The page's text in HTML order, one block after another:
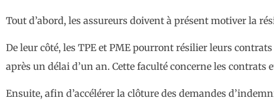
Tout d’abord, les assureurs doivent à présent motiver la
De leur côté, les TPE et PME pourront résilier leurs
après un délai d’un an. Cette faculté concerne les
Ensuite, afin d’accélérer la clôture des demandes